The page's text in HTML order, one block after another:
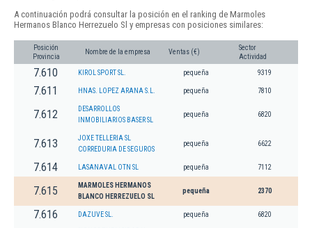
A continuación podrá consultar la posición en el ranking de Marmoles
Hermanos Blanco Herrezuelo Sl y empresas con posiciones similares:
Posición
Provincia
Nombre de la empresa Ventas (€)
Sector
Actividad
7.610 KIROL SPORT SL. pequeña 9319
7.611 HNAS. LOPEZ ARANA S.L. pequeña 7810
7.612
DESARROLLOS
INMOBILIARIOS BASER SL
pequeña 6820
7.613
JOXE TELLERIA SL
CORREDURIA DE SEGUROS
pequeña 6622
7.614 LASANAVAL OTN SL pequeña 7112
7.615
MARMOLES HERMANOS
BLANCO HERREZUELO SL
pequeña 2370
7.616 DAZUVE SL. pequeña 6820